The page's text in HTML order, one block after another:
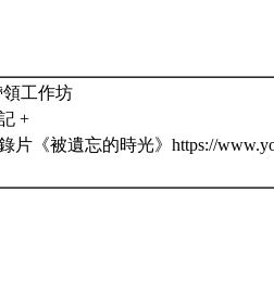
領工作坊
+
片《被遺忘的時光》https://